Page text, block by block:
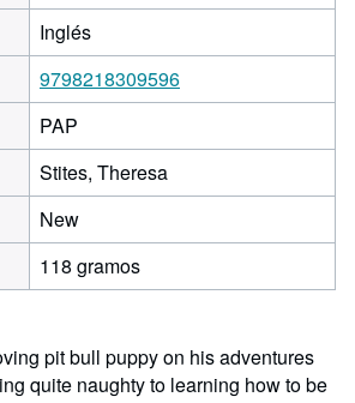
Inglés
9798218309596
PAP
Stites, Theresa
New
118 gramos
pit bull puppy on his adventures
quite naughty to learning how to be